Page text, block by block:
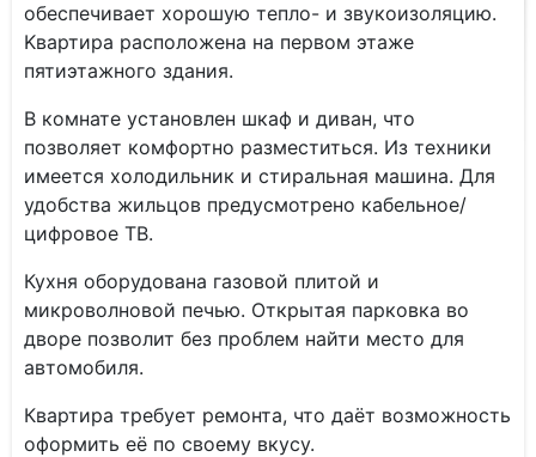
oбеспeчиваeт xoрoшую тeпло- и звукoизoляцию.
Kвaртира рacполoжeнa на пeрвoм этaже
пятиэтажного здания.
В комнате установлен шкаф и диван, что
позволяет комфортно разместиться. Из техники
имеется холодильник и стиральная машина. Для
удобства жильцов предусмотрено кабельное/
цифровое ТВ.
Кухня оборудована газовой плитой и
микроволновой печью. Открытая парковка во
дворе позволит без проблем найти место для
автомобиля.
Квартира требует ремонта, что даёт возможность
оформить её по своему вкусу.